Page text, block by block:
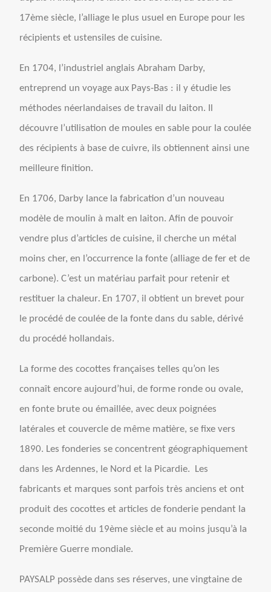
17ème siècle, l’alliage le plus usuel en Europe pour les
récipients et ustensiles de cuisine.
En 1704, l’industriel anglais Abraham Darby,
entreprend un voyage aux Pays-Bas : il y étudie les
méthodes néerlandaises de travail du laiton. Il
découvre l’utilisation de moules en sable pour la coulée
des récipients à base de cuivre, ils obtiennent ainsi une
meilleure finition.
En 1706, Darby lance la fabrication d’un nouveau
modèle de moulin à malt en laiton. Afin de pouvoir
vendre plus d’articles de cuisine, il cherche un métal
moins cher, en l’occurrence la fonte (alliage de fer et de
carbone). C’est un matériau parfait pour retenir et
restituer la chaleur. En 1707, il obtient un brevet pour
le procédé de coulée de la fonte dans du sable, dérivé
du procédé hollandais.
La forme des cocottes françaises telles qu’on les
connaît encore aujourd’hui, de forme ronde ou ovale,
en fonte brute ou émaillée, avec deux poignées
latérales et couvercle de même matière, se fixe vers
1890. Les fonderies se concentrent géographiquement
dans les Ardennes, le Nord et la Picardie.
Les
fabricants et marques sont parfois très anciens et ont
produit des cocottes et articles de fonderie pendant la
seconde moitié du 19ème siècle et au moins jusqu’à la
Première Guerre mondiale.
PAYSALP possède dans ses réserves, une vingtaine de